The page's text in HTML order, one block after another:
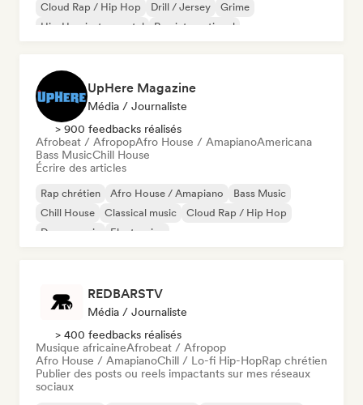
Cloud Rap / Hip Hop Drill / Jersey
Grime
Hip-Hop instrumental
Rap international
UpHere Magazine
Média / Journaliste
> 900 feedbacks réalisés
Afrobeat / AfropopAfro House / AmapianoAmericana
Bass MusicChill House
Écrire des articles
Rap chrétien Afro House / Amapiano
Bass Music
Chill House
Classical music
Cloud Rap / Hip Hop
Dance music
Electronica
REDBARSTV
Média / Journaliste
> 400 feedbacks réalisés
Musique africaineAfrobeat / Afropop
Afro House / AmapianoChill / Lo-fi Hip-HopRap chrétien
Publier des posts ou reels impactants sur mes réseaux
sociaux